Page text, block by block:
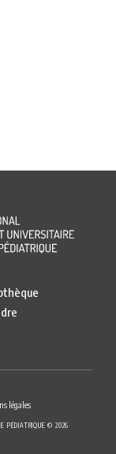
légales
PÉDIATRIQUE © 2026